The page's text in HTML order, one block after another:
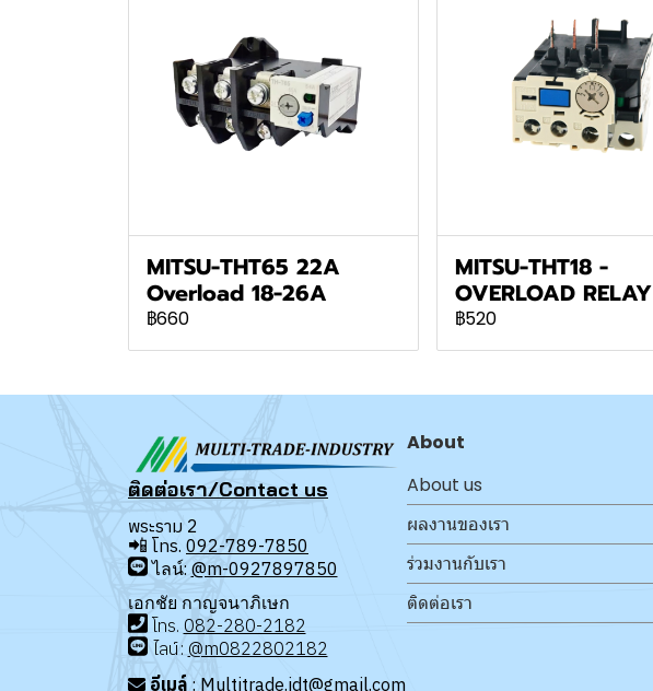
MITSU-THT65 22A
Overload 18-26A
฿660
MITSU-THT18 -
OVERLOAD RELAY
฿520
ติดต่อเรา/Contact us
พระราม 2
📲 โทร. 092-789-7850
ไลน์: @m-0927897850
เอกชัย กาญจนาภิเษก
โทร. 082-280-2182
ไลน์: @m0822802182
อีเมล์ : Multitrade.idt@gmail.com
About
About us
ผลงานของเรา
ร่วมงานกับเรา
ติดต่อเรา